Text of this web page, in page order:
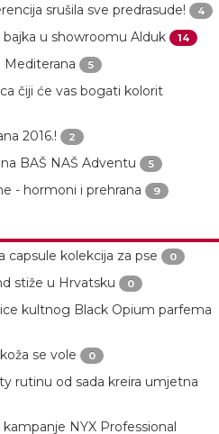
srušila sve predrasude!
4
bajka u showroomu Alduk 14
Mediterana 5
čiji će vas bogati kolorit
2016.! 2
BAŠ NAŠ Adventu 5
- hormoni i prehrana 9
capsule kolekcija za pse
0
stiže u Hrvatsku 0
kultnog Black Opium parfema
se vole 0
rutinu od sada kreira umjetna
NYX Professional